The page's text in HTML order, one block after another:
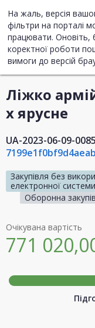
На жаль, версія
фільтри на порталі
працювати. Оновіть,
коректної роботи
вимоги до версій
Ліжко
х ярусне
UA-2023-06-09-
Закупівля без
електронної системи
Оборонна
Очікувана вартість
771